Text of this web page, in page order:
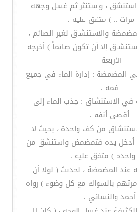
، واستنثر ثم غسل وجهه
مرات .. ) متفق عليه .
والاستنشاق لغير الصائم ،
إلا أن تكون صائماً ) أخرجه
الأربعة .
المضمضة : إدارة الماء في جميع
فمه .
في الاستنشاق : جذب الماء إلى
أقصى أنفه .
من كف واحدة ، بحيث لا
أدخل يده فتمضمض واستنشق من
) متفق عليه .
عند المضمضة ، لحديث ( لولا أن
بالسواك مع كل وضوء ) رواه
أحمد والنسائي .